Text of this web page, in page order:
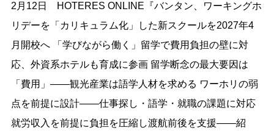
2月12日 HOTERES ONLINE『バンタン、ワーキングホ
リデーを「カリキュラム化」した新スクールを2027年4
月開校へ 「学びながら働く」留学で費用負担の壁に対
応、外資系ホテルも育成に参画 留学断念の最大要因は
「費用」——観光産業は語学人材を求める ワーホリの弱
点を前提に設計——仕事探し・語学・就職の課題に対応
就労収入を前提に負担を圧縮し渡航前後を支援——紹